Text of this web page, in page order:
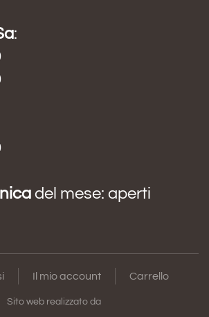
:
del mese: aperti
Il mio account Carrello
Sito web realizzato da